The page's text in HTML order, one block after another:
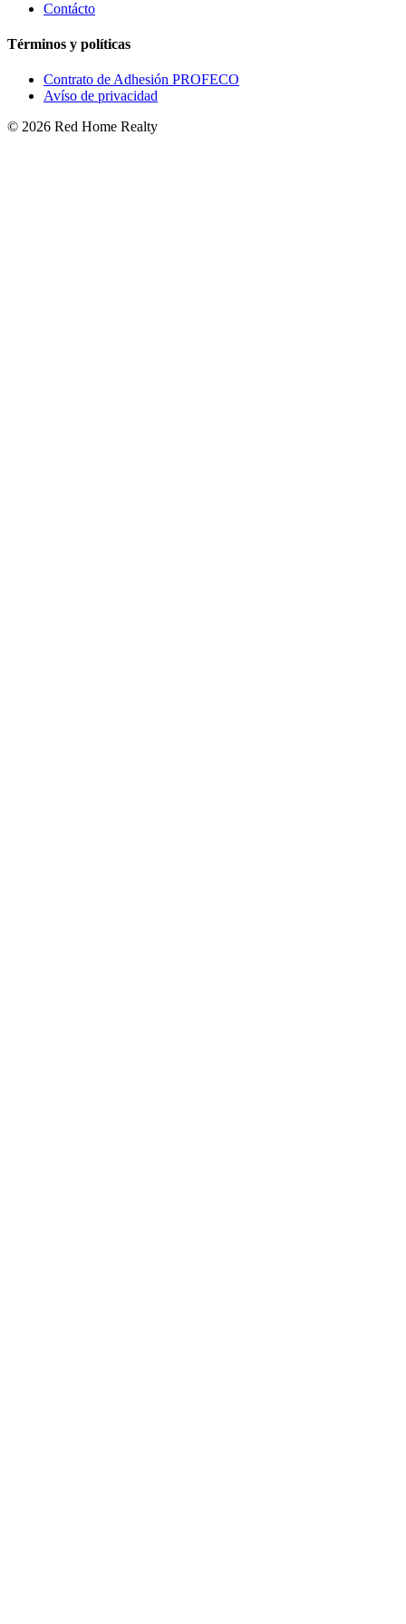
Contácto
Términos y políticas
Contrato de Adhesión PROFECO
Avíso de privacidad
© 2026 Red Home Realty